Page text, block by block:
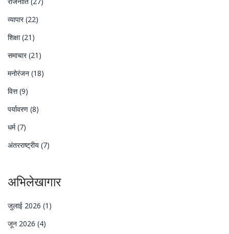
व्यापार(22)
शिक्षा(21)
समाचार(21)
मनोरंजन (18)
वित्त(9)
पर्यावरण (8)
धर्म(7)
अंतरराष्ट्रीय (7)
अभिलेखागार
जुलाई 2026 (1)
जून 2026 (4)